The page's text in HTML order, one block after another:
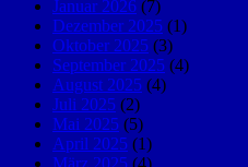
Januar 2026 (7)
Dezember 2025 (1)
Oktober 2025 (3)
September 2025 (4)
August 2025 (4)
Juli 2025 (2)
Mai 2025 (5)
April 2025 (1)
März 2025 (4)